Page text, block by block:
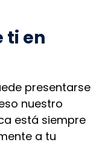
ti en
presentarse
nuestro
está siempre
a tu